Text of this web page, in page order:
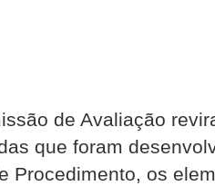
de Avaliação
que foram
Procedimento, os